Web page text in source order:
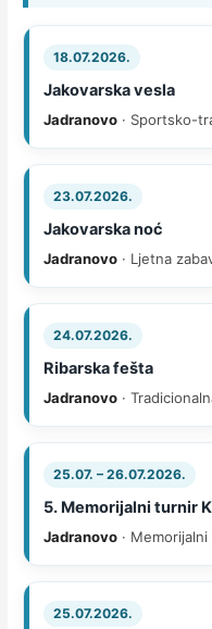
18.07.2026.
Jakovarska vesla
Jadranovo · Sportsko-
23.07.2026.
Jakovarska noć
Jadranovo · Ljetna
24.07.2026.
Ribarska fešta
Jadranovo ·
25.07. – 26.07.2026.
5. Memorijalni turnir
Jadranovo ·
25.07.2026.